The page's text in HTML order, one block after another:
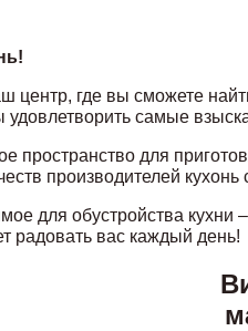
центр, где вы сможете
самые
пространство для
производителей кухонь
для обустройства
радовать вас каждый день!